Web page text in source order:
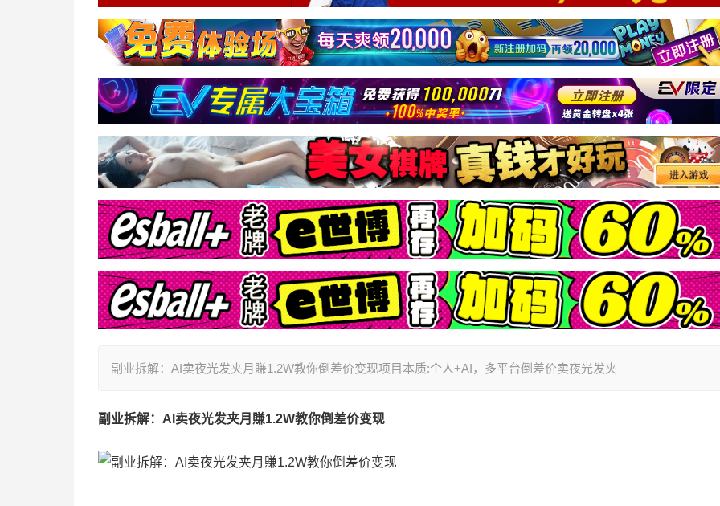
副业拆解：AI卖夜光发夹月賺1.2W教你倒差价变现项目本质:个人+AI，多平台倒差价卖夜光发夹
副业拆解：AI卖夜光发夹月賺1.2W教你倒差价变现